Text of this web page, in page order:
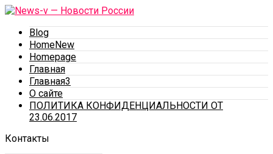
Blog
HomeNew
Homepage
Главная
Главная3
О сайте
ПОЛИТИКА КОНФИДЕНЦИАЛЬНОСТИ ОТ
23.06.2017
Контакты